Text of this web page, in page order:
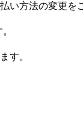
い方法の変更を
す。